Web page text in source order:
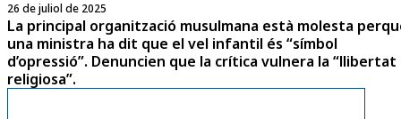
26 de juliol de 2025
La principal organització musulmana està molesta
una ministra ha dit que el vel infantil és “símbol
d’opressió”. Denuncien que la crítica vulnera la “llibertat
religiosa”.